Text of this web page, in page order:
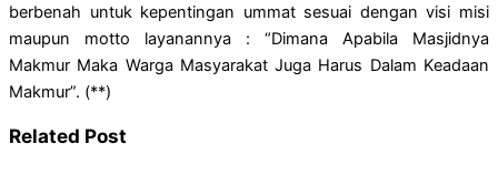
berbenah untuk kepentingan ummat sesuai dengan visi misi
maupun motto layanannya : “Dimana Apabila Masjidnya
Makmur Maka Warga Masyarakat Juga Harus Dalam Keadaan
Makmur”. (**)
Related Post